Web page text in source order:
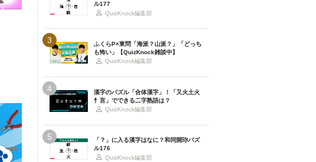
ル177
QuizKnock編集部
3
ふくらP×東問「海派？山派？」「どっち
も怖い」【QuizKnock雑談中】
QuizKnock編集部
4
漢字のパズル「合体漢字」！「又火土火
忄言」でできる二字熟語は？
QuizKnock編集部
5
「？」に入る漢字はなに？和同開珎パズ
ル176
QuizKnock編集部